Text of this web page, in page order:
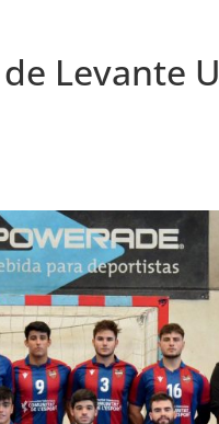
Levante